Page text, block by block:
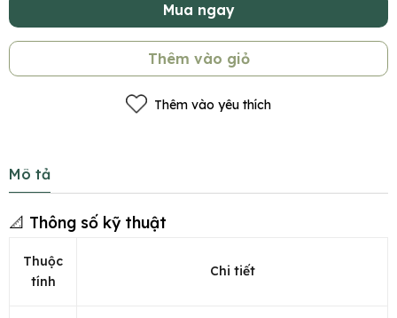
Mua ngay
Thêm vào giỏ
Thêm vào yêu thích
Mô tả
📐 Thông số kỹ thuật
Thuộc
tính
Chi tiết